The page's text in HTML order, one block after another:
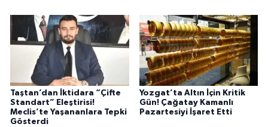
Taştan’dan İktidara “Çifte
Standart” Eleştirisi!
Meclis’te Yaşananlara Tepki
Gösterdi
Yozgat’ta Altın İçin Kritik
Gün! Çağatay Kamanlı
Pazartesiyi İşaret Etti